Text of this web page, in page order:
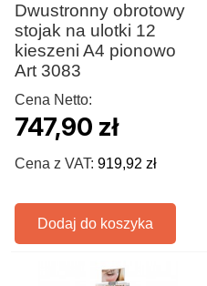
Dwustronny obrotowy
stojak na ulotki 12
kieszeni A4 pionowo
Art 3083
Cena Netto:
747,90 zł
Cena z VAT:919,92 zł
Dodaj do koszyka